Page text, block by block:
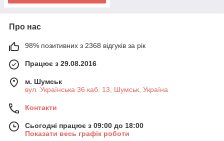
Про нас
98% позитивних з 2368 відгуків за рік
Працює з 29.08.2016
м. Шумськ
вул. Українська 36 каб. 13, Шумськ, Україна
Контакти
Сьогодні працює з 09:00 до 18:00
Показати весь графік роботи